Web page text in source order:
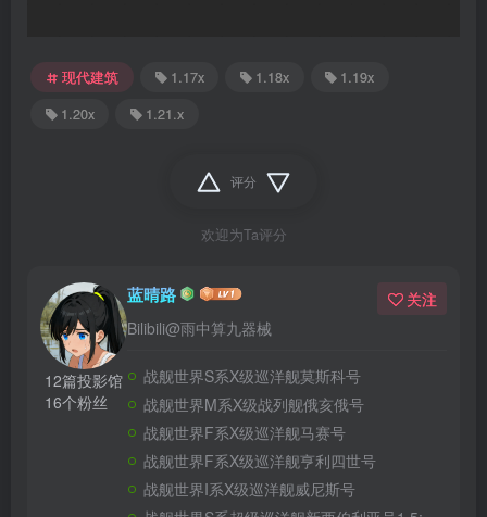
现代建筑 1.17x 1.18x
1.19x
1.20x
1.21.x
评分
欢迎为Ta评分
12篇投影馆
16个粉丝
蓝晴路
Bilibili@雨中算九器械
关注
战舰世界S系X级巡洋舰莫斯科号
战舰世界M系X级战列舰俄亥俄号
战舰世界F系X级巡洋舰马赛号
战舰世界F系X级巡洋舰亨利四世号
战舰世界I系X级巡洋舰威尼斯号